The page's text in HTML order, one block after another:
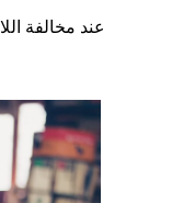
عند مخالفة